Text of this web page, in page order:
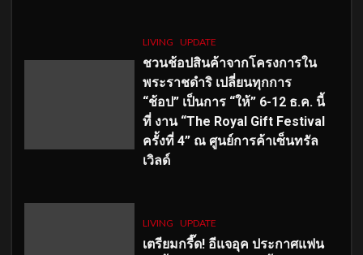
LIVING UPDATE
ชวนช้อปสินค้าจากโครงการใน
พระราชดำริ เปลี่ยนทุกการ
“ช้อป” เป็นการ “ให้” 6-12 ธ.ค. นี้
ที่ งาน “The Royal Gift Festival
ครั้งที่ 4” ณ ศูนย์การค้าเซ็นทรัล
เวิลด์
LIVING UPDATE
เตรียมกรี๊ด! อีแจอุค ประกาศแฟน